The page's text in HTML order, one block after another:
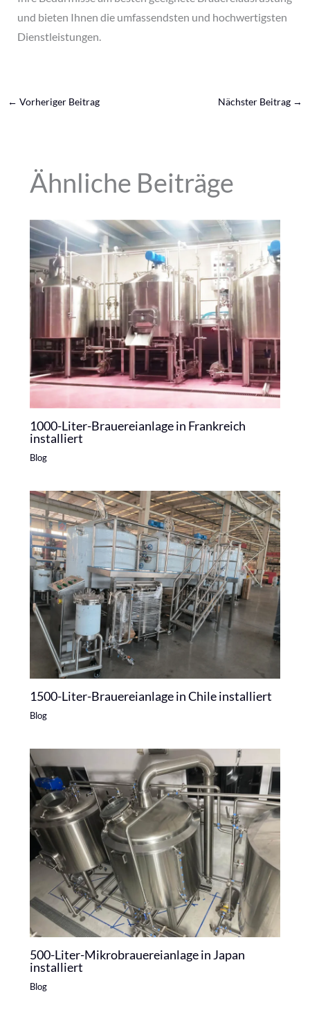
und bieten Ihnen die umfassendsten und hochwertigsten
Dienstleistungen.
← Vorheriger Beitrag Nächster Beitrag →
Ähnliche Beiträge
1000-Liter-Brauereianlage in Frankreich
installiert
Blog
1500-Liter-Brauereianlage in Chile installiert
Blog
500-Liter-Mikrobrauereianlage in Japan
installiert
Blog